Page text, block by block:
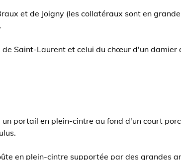
et de Joigny (les collatéraux sont en
Saint-Laurent et celui du chœur d'un
portail en plein-cintre au fond d'un court
en plein-cintre supportée par des grandes